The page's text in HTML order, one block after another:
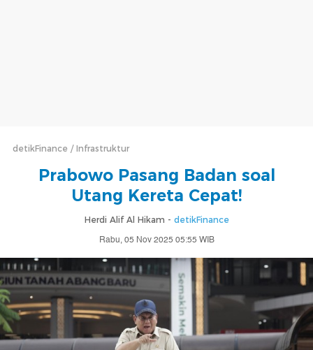
detikFinance Infrastruktur
Prabowo Pasang Badan soal
Utang Kereta Cepat!
Herdi Alif Al Hikam - detikFinance
Rabu, 05 Nov 2025 05:55 WIB